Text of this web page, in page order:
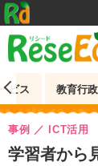
ビス 教育行政
学習者から
事例 ICT活用